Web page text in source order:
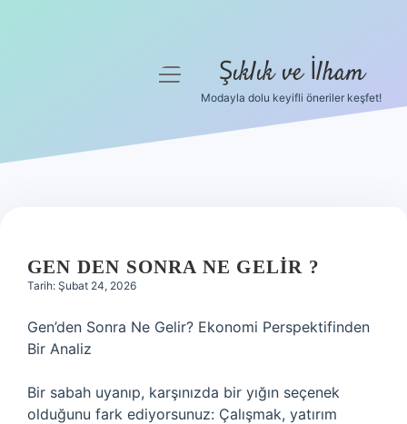
Hakkımızda
menüyü
Şıklık ve İlham
Modayla dolu keyifli öneriler keşfet!
GEN DEN SONRA NE GELIR ?
Tarih: Şubat 24, 2026
Gen’den Sonra Ne Gelir? Ekonomi Perspektifinden
Bir Analiz
Bir sabah uyanıp, karşınızda bir yığın seçenek
olduğunu fark ediyorsunuz: Çalışmak, yatırım